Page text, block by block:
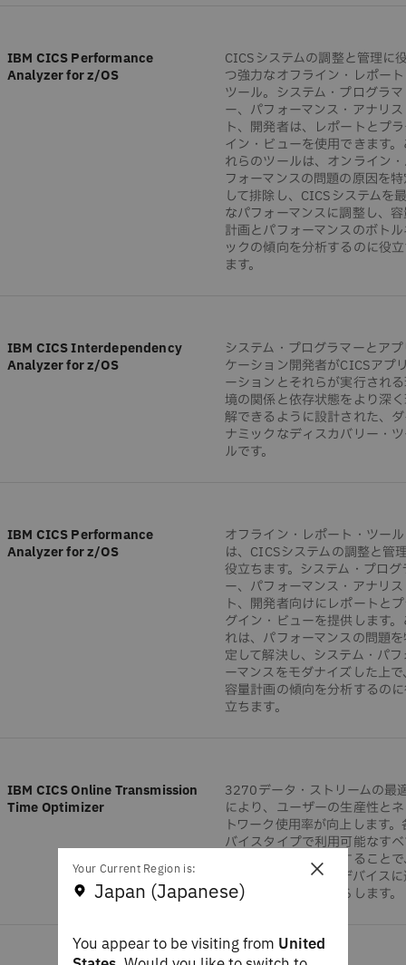
IBM CICS Performance
Analyzer for z/OS
CICSシステムの調整と管理に
つ強力なオフライン・レポー
ツール。システム・プログラマ
ー、パフォーマンス・アナリス
ト、開発者は、レポートとプ
イン・ビューを使用できます。
れらのツールは、オンライン
フォーマンスの問題の原因を
して排除し、CICSシステムを
なパフォーマンスに調整し、
計画とパフォーマンスのボト
ックの傾向を分析するのに役
ます。
IBM CICS Interdependency
Analyzer for z/OS
システム・プログラマーとア
ケーション開発者がCICSアプ
ーションとそれらが実行され
境の関係と依存状態をより深
解できるように設計された、
ナミックなディスカバリー・
ルです。
IBM CICS Performance
Analyzer for z/OS
オフライン・レポート・ツール
は、CICSシステムの調整と管
役立ちます。システム・プログ
ー、パフォーマンス・アナリス
ト、開発者向けにレポートと
グイン・ビューを提供します。
れは、パフォーマンスの問題
定して解決し、システム・パフ
ーマンスをモダナイズした上で
容量計画の傾向を分析するの
立ちます。
IBM CICS Online Transmission
Time Optimizer
3270データ・ストリームの最
により、ユーザーの生産性と
トワーク使用率が向上します
バイスタイプで利用可能なす
の順序を最適に使用すること
サポートされているデバイス
信される文字数を減らします。
×
Your Current Region is:
Japan (Japanese)
You appear to be visiting from United